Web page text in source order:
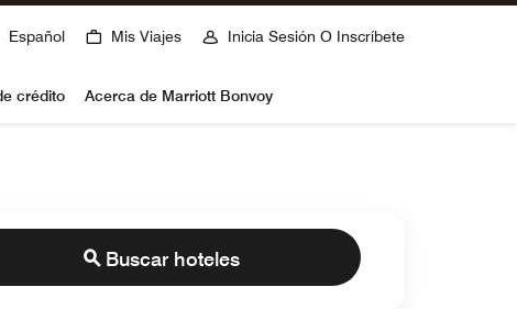
Español Mis Viajes Inicia Sesión O Inscríbete
crédito Acerca de Marriott Bonvoy
Buscar hoteles